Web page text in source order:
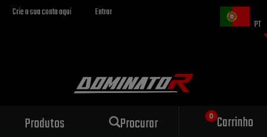
Crie a sua conta aqui
Entrar
PT
Produtos Procurar Carrinho
Escape esportivo
para sua motocicleta